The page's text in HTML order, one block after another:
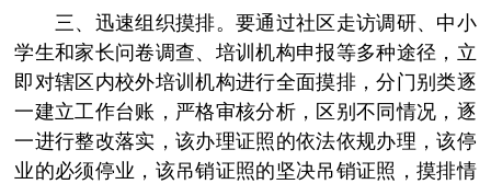
三、迅速组织摸排。要通过社区走访调研、中小
学生和家长问卷调查、培训机构申报等多种途径，立
即对辖区内校外培训机构进行全面摸排，分门别类逐
一建立工作台账，严格审核分析，区别不同情况，逐
一进行整改落实，该办理证照的依法依规办理，该停
业的必须停业，该吊销证照的坚决吊销证照，摸排情